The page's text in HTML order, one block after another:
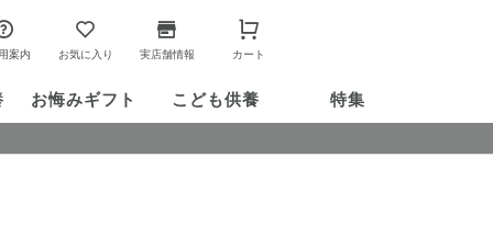
案内 お気に入り 実店舗情報 カート
お悔みギフト こども供養 特集